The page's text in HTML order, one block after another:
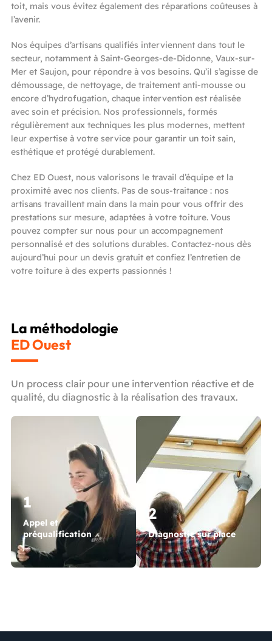
toit, mais vous évitez également des réparations coûteuses à
l’avenir.
Nos équipes d’artisans qualifiés interviennent dans tout le
secteur, notamment à Saint-Georges-de-Didonne, Vaux-sur-
Mer et Saujon, pour répondre à vos besoins. Qu’il s’agisse de
démoussage, de nettoyage, de traitement anti-mousse ou
encore d’hydrofugation, chaque intervention est réalisée
avec soin et précision. Nos professionnels, formés
régulièrement aux techniques les plus modernes, mettent
leur expertise à votre service pour garantir un toit sain,
esthétique et protégé durablement.
Chez ED Ouest, nous valorisons le travail d’équipe et la
proximité avec nos clients. Pas de sous-traitance : nos
artisans travaillent main dans la main pour vous offrir des
prestations sur mesure, adaptées à votre toiture. Vous
pouvez compter sur nous pour un accompagnement
personnalisé et des solutions durables. Contactez-nous dès
aujourd’hui pour un devis gratuit et confiez l’entretien de
votre toiture à des experts passionnés !
1
Appel et
préqualification
2
Diagnostic sur place
La méthodologie
ED Ouest
Un process clair pour une intervention réactive et de
qualité, du diagnostic à la réalisation des travaux.